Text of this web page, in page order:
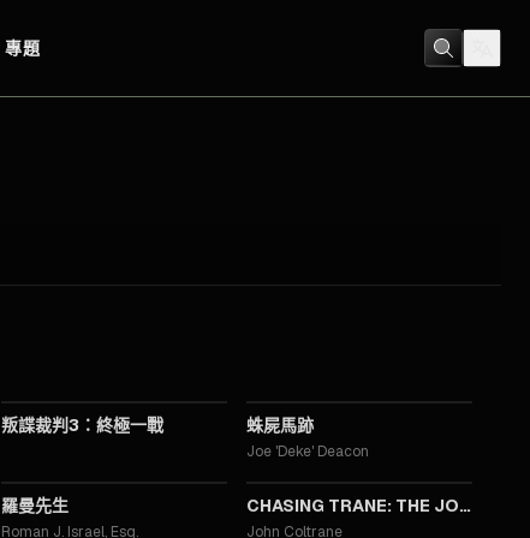
專題
叛諜裁判3：終極一戰 蛛屍馬跡
Joe 'Deke' Deacon
羅曼先生
Roman J. Israel, Esq.
CHASING TRANE: THE JOHN COLTRANE DOCUMENTARY
John Coltrane